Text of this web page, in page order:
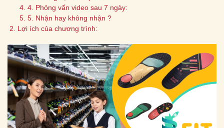
4. Phỏng vấn video sau 7 ngày:
5. Nhận hay không nhận ?
Lợi ích của chương trình: